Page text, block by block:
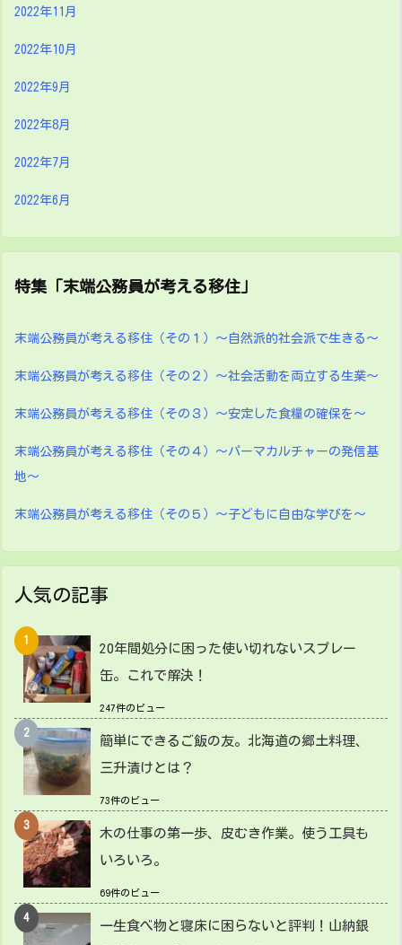
2022年11月
2022年10月
2022年9月
2022年8月
2022年7月
2022年6月
特集「末端公務員が考える移住」
末端公務員が考える移住（その１）～自然派的社会派で生きる～
末端公務員が考える移住（その２）～社会活動を両立する生業～
末端公務員が考える移住（その３）～安定した食糧の確保を～
末端公務員が考える移住（その４）～パーマカルチャーの発信基
地～
末端公務員が考える移住（その５）～子どもに自由な学びを～
人気の記事
20年間処分に困った使い切れないスプレー
缶。これで解決！
247件のビュー
簡単にできるご飯の友。北海道の郷土料理、
三升漬けとは？
73件のビュー
木の仕事の第一歩、皮むき作業。使う工具も
いろいろ。
69件のビュー
一生食べ物と寝床に困らないと評判！山納銀